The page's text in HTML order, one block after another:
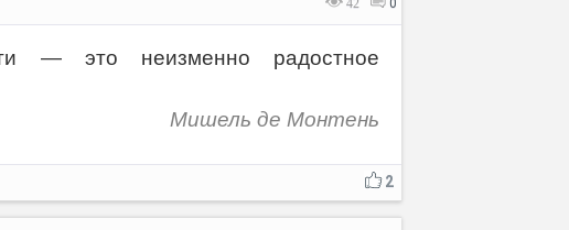
42 0
— это неизменно радостное
Мишель де Монтень
2